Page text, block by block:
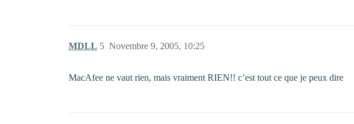
MDLL Novembre 9, 2005, 10:25
5
MacAfee ne vaut rien, mais vraiment RIEN!! c’est tout ce que je peux dire